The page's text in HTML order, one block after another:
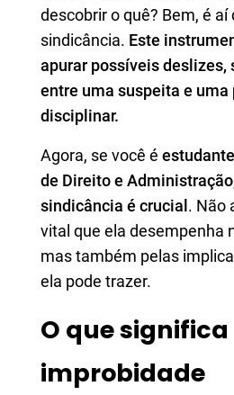
descobrir o quê? Bem, é aí
sindicância. Este
apurar possíveis deslizes,
entre uma suspeita e uma
disciplinar.
Agora, se você é
de Direito e
sindicância é crucial. Não
vital que ela desempenha
mas também pelas
ela pode trazer.
O que significa
improbidade